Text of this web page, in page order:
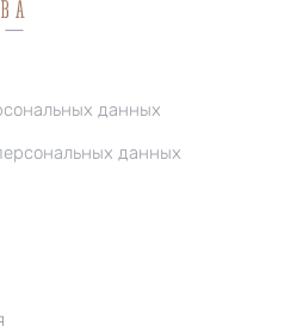
данных
данных